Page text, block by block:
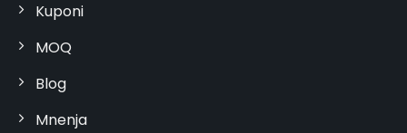
Kuponi
MOQ
Blog
Mnenja